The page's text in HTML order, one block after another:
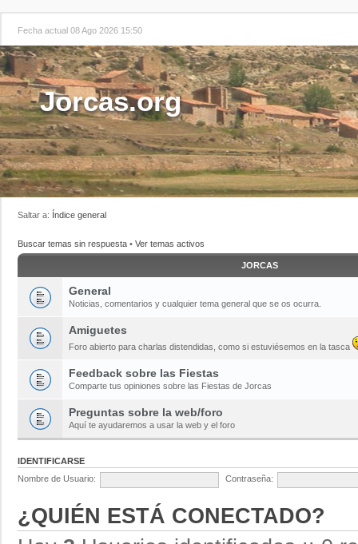
Fecha actual 08 Ago 2026 15:50
Jorcas.org
Saltar a: Índice general
Buscar temas sin respuesta • Ver temas activos
JORCAS
General
Noticias, comentarios y cualquier tema general que se os ocurra.
Amiguetes
Foro abierto para charlas distendidas, como si estuviésemos en la tasca
Feedback sobre las Fiestas
Comparte tus opiniones sobre las Fiestas de Jorcas
Preguntas sobre la web/foro
Aquí te ayudaremos a usar la web y el foro
IDENTIFICARSE
Nombre de Usuario:
Contraseña:
¿QUIÉN ESTÁ CONECTADO?